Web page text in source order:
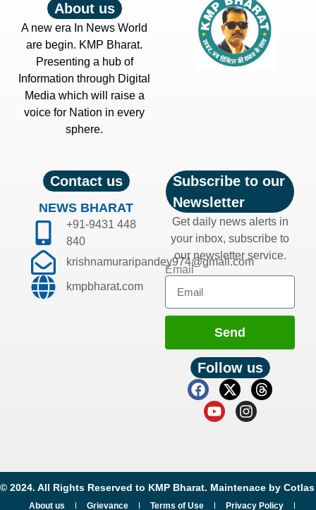
About us
A new era In News World
are begin. KMP Bharat.
Presenting a hub of
Information through Digital
Media which will raise a
voice for Nation in every
sphere.
Contact us
NEWS BHARAT
+91-9431 448
840
krishnamuraripandey974@gmail.com
kmpbharat.com
Subscribe to our
Newsletter
Get daily news alerts in
your inbox, subscribe to
our newsletter service.
Email
Send
Follow us
© 2024. All Rights Reserved to KMP Bharat. Maintenace by Cotlas
About us Grievance Terms of Use Privacy Policy